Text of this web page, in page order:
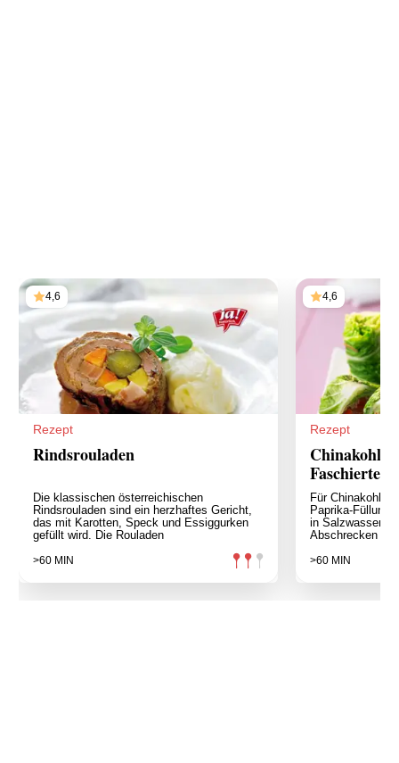
4,6
Rezept
Rindsrouladen
Die klassischen österreichischen
Rindsrouladen sind ein herzhaftes Gericht,
das mit Karotten, Speck und Essiggurken
gefüllt wird. Die Rouladen
>60 MIN
4,6
Rezept
Für
Paprika-Füllung
in Salzwasser
Abschrecken
>60 MIN